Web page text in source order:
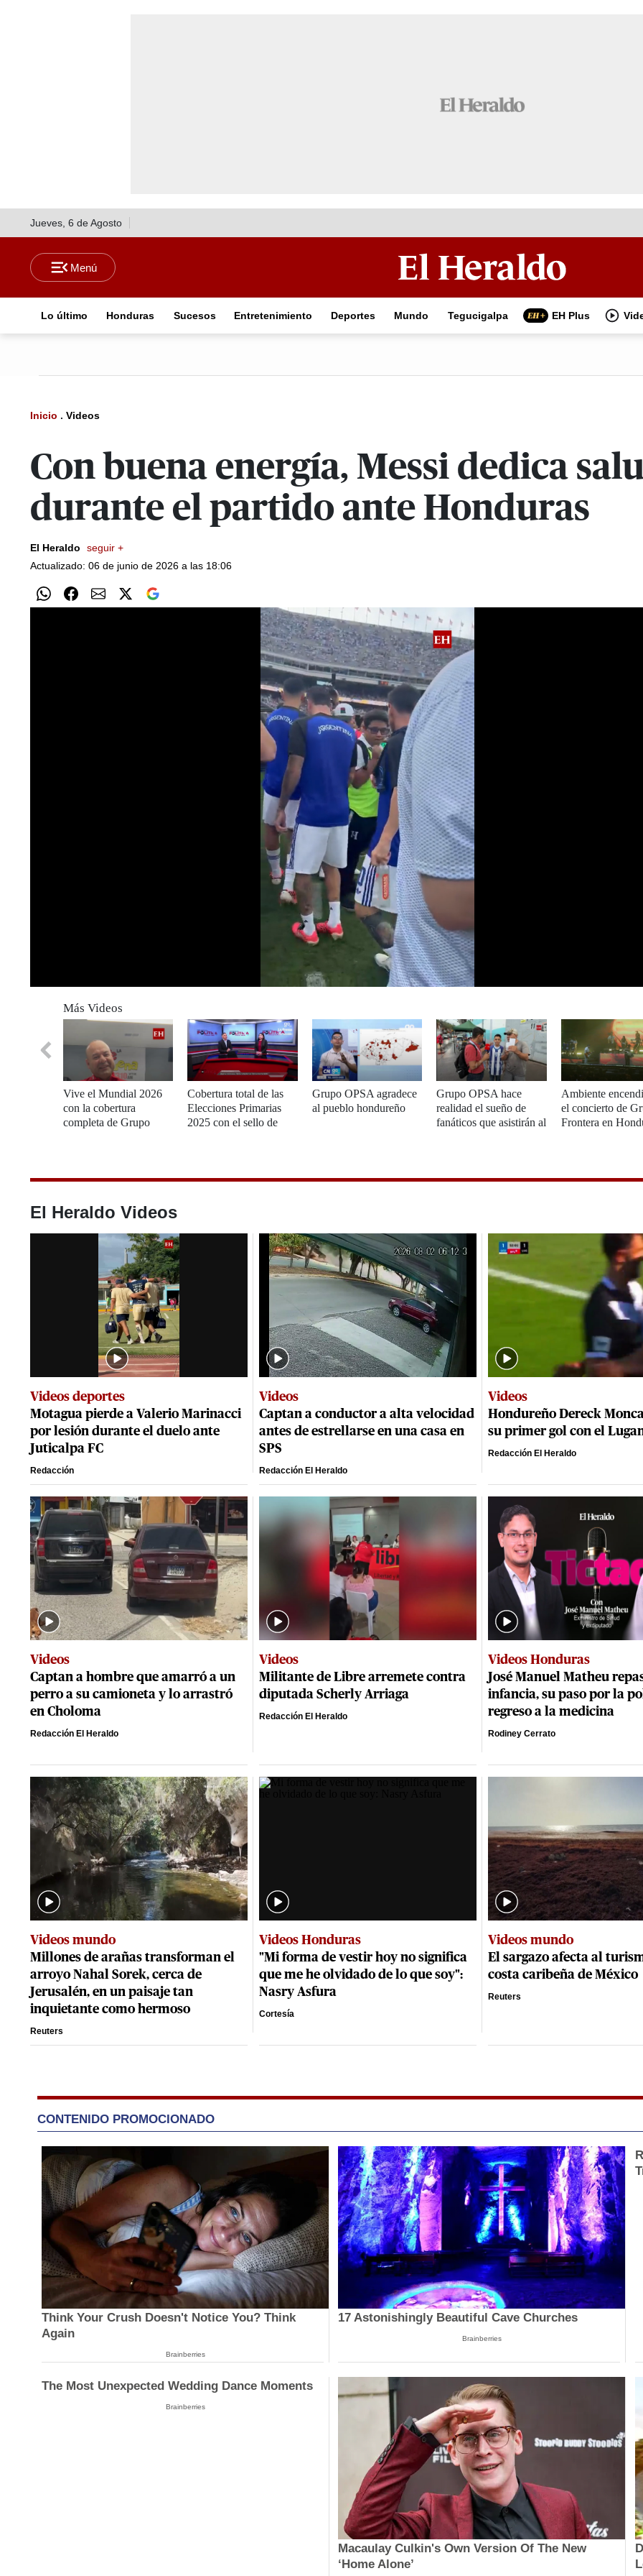
Jueves, 6 de Agosto
Lo último Honduras Sucesos Entretenimiento Deportes Mundo Tegucigalpa EH Plus
Inicio . Videos
Con buena energía, Messi dedica
durante el partido ante Honduras
El Heraldo
seguir +
Actualizado: 06 de junio de 2026 a las 18:06
seconds
Volume
0%
Más Videos
Vive el Mundial 2026
con la cobertura
completa de Grupo
Cobertura total de las
Elecciones Primarias
2025 con el sello de
Grupo OPSA agradece
al pueblo hondureño
Grupo OPSA hace
realidad el sueño de
fanáticos que asistirán al
Ambiente
el concierto de
Frontera en
El Heraldo Videos
Videos deportes
Motagua pierde a Valerio Marinacci
por lesión durante el duelo ante
Juticalpa FC
Redacción
Videos
Captan a conductor a alta velocidad
antes de estrellarse en una casa en
SPS
Redacción El Heraldo
Videos
Hondureño Dereck
su primer gol con el
Redacción El Heraldo
Videos
Captan a hombre que amarró a un
perro a su camioneta y lo arrastró
en Choloma
Redacción El Heraldo
Videos
Militante de Libre arremete contra
diputada Scherly Arriaga
Redacción El Heraldo
Videos Honduras
José Manuel Matheu
infancia, su paso por la
regreso a la medicina
Rodiney Cerrato
Videos mundo
Millones de arañas transforman el
arroyo Nahal Sorek, cerca de
Jerusalén, en un paisaje tan
inquietante como hermoso
Reuters
Videos Honduras
"Mi forma de vestir hoy no significa
que me he olvidado de lo que soy":
Nasry Asfura
Cortesía
Videos mundo
El sargazo afecta al
costa caribeña de México
Reuters
CONTENIDO PROMOCIONADO
Think Your Crush Doesn't Notice You? Think
Again
Brainberries
17 Astonishingly Beautiful Cave Churches
Brainberries
The Most Unexpected Wedding Dance Moments
Brainberries
Macaulay Culkin's Own Version Of The New
‘Home Alone’